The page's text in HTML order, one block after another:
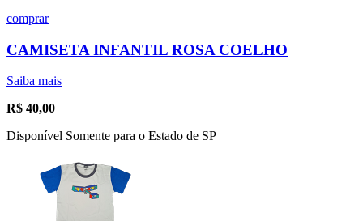
comprar
CAMISETA INFANTIL ROSA COELHO
Saiba mais
R$ 40,00
Disponível Somente para o Estado de SP